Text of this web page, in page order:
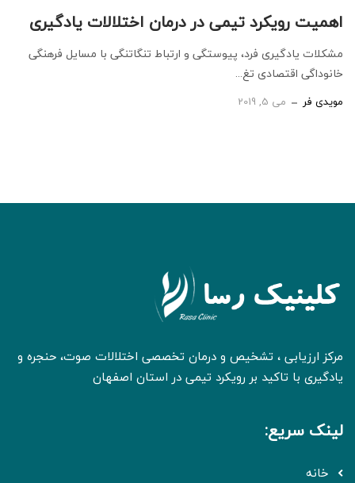
اهمیت رویکرد تیمی در درمان اختلالات یادگیری
مشکلات یادگیری فرد، پیوستگی و ارتباط تنگاتنگی با مسایل فرهنگی
خانوداگی اقتصادی تغ...
مویدی فر می 5, 2019
مرکز ارزیابی ، تشخیص و درمان تخصصی اختلالات صوت، حنجره و
یادگیری با تاکید بر رویکرد تیمی در استان اصفهان
لینک سریع:
خانه